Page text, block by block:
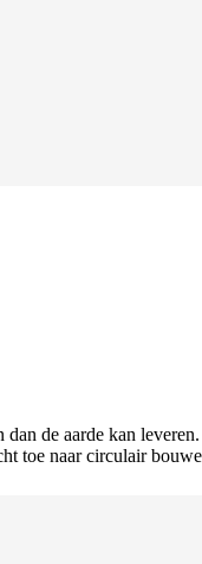
de aarde kan
toe naar circulair